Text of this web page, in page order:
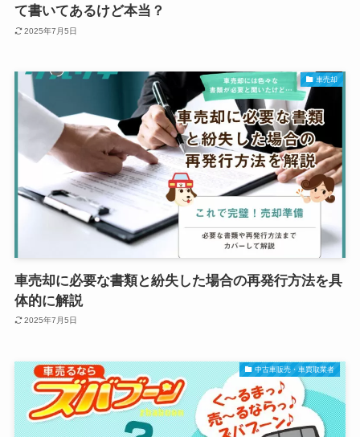
て書いてあるけど本当？
2025年7月5日
車売却
車売却に必要な書類と紛失した場合の再発行方法を具
体的に解説
2025年7月5日
中古車販売・車買取業者